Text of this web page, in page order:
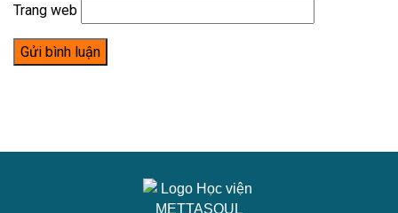
Trang web